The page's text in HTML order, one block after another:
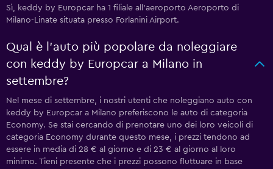
Sì, keddy by Europcar ha 1 filiale all'aeroporto Aeroporto di
Milano-Linate situata presso Forlanini Airport.
Qual è l'auto più popolare da noleggiare
con keddy by Europcar a Milano in
settembre?
Nel mese di settembre, i nostri utenti che noleggiano auto con
keddy by Europcar a Milano preferiscono le auto di categoria
Economy. Se stai cercando di prenotare uno dei loro veicoli di
categoria Economy durante questo mese, i prezzi tendono ad
essere in media di 28 € al giorno e di 23 € al giorno al loro
minimo. Tieni presente che i prezzi possono fluttuare in base